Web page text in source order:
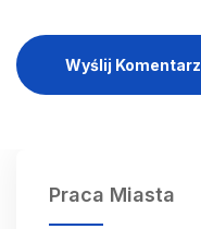
Wyślij Komentarz
Praca Miasta